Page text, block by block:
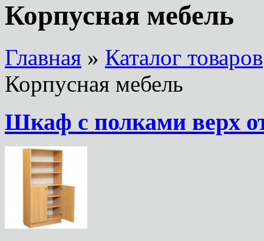
Корпусная мебель
Главная » Каталог товаров
Корпусная мебель
Шкаф с полками верх